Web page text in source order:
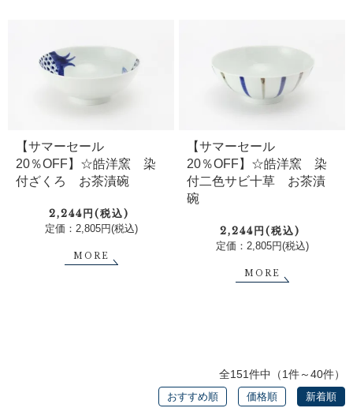
【サマーセール
20％OFF】☆皓洋窯 染
付ざくろ お茶漬碗
2,244円(税込)
定価：2,805円(税込)
MORE
【サマーセール
20％OFF】☆皓洋窯 染
付二色サビ十草 お茶漬
碗
2,244円(税込)
定価：2,805円(税込)
MORE
全151件中（1件～40件）
おすすめ順 価格順 新着順